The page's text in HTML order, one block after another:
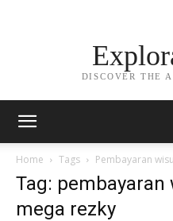
DISCOVER THE
Home Tags Pembayaran
Tag:
mega rezky